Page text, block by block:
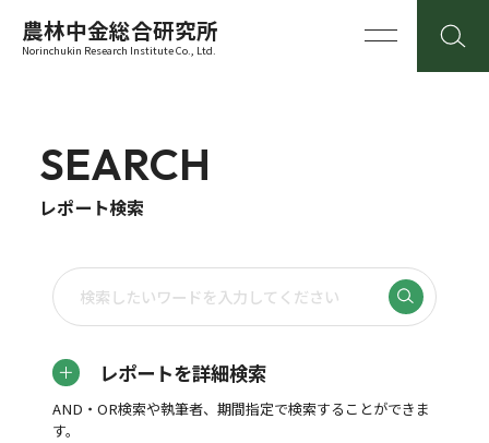
農林中金総合研究所
Norinchukin Research Institute Co., Ltd.
SEARCH
レポート検索
レポートを詳細検索
AND・OR検索や執筆者、期間指定で検索することができま
す。